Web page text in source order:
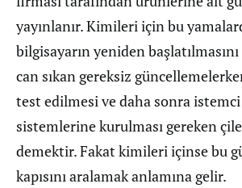
yayınlanır. Kimileri için bu
bilgisayarın yeniden
can sıkan gereksiz
test edilmesi ve daha sonra
sistemlerine kurulması gereken
demektir. Fakat kimileri içinse bu
kapısını aralamak anlamına gelir.